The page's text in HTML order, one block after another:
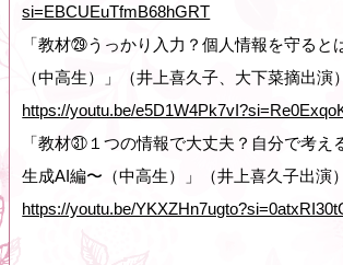
si=EBCUEuTfmB68hGRT
「教材㉙うっかり入力？個人情報を守ると
（中高生）」（井上喜久子、大下菜摘出演）
https://youtu.be/
「教材㉛１つの情報で大丈夫？自分で考え
生成AI編〜（中高生）」（井上喜久子出演）
https://youtu.be/